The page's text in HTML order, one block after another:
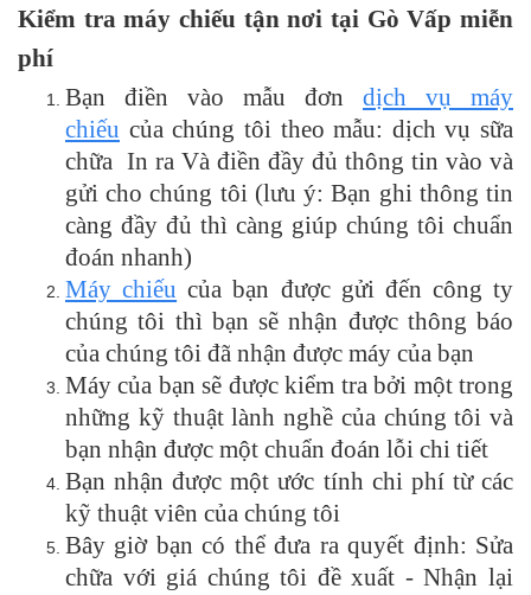
Kiểm tra máy chiếu tận nơi tại Gò Vấp miễn
phí
Bạn điền vào mẫu đơn dịch vụ máy
chiếu của chúng tôi theo mẫu: dịch vụ sữa
chữa In ra Và điền đầy đủ thông tin vào và
gửi cho chúng tôi (lưu ý: Bạn ghi thông tin
càng đầy đủ thì càng giúp chúng tôi chuẩn
đoán nhanh)
Máy chiếu của bạn được gửi đến công ty
chúng tôi thì bạn sẽ nhận được thông báo
của chúng tôi đã nhận được máy của bạn
Máy của bạn sẽ được kiểm tra bởi một trong
những kỹ thuật lành nghề của chúng tôi và
bạn nhận được một chuẩn đoán lỗi chi tiết
Bạn nhận được một ước tính chi phí từ các
kỹ thuật viên của chúng tôi
Bây giờ bạn có thể đưa ra quyết định: Sửa
chữa với giá chúng tôi đề xuất - Nhận lại